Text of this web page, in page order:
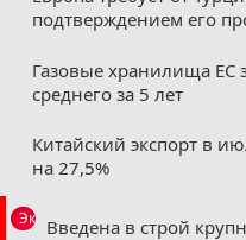
подтверждением его
Газовые хранилища ЕС
среднего за 5 лет
Китайский экспорт в
на 27,5%
Эксклюзив
Введена в строй